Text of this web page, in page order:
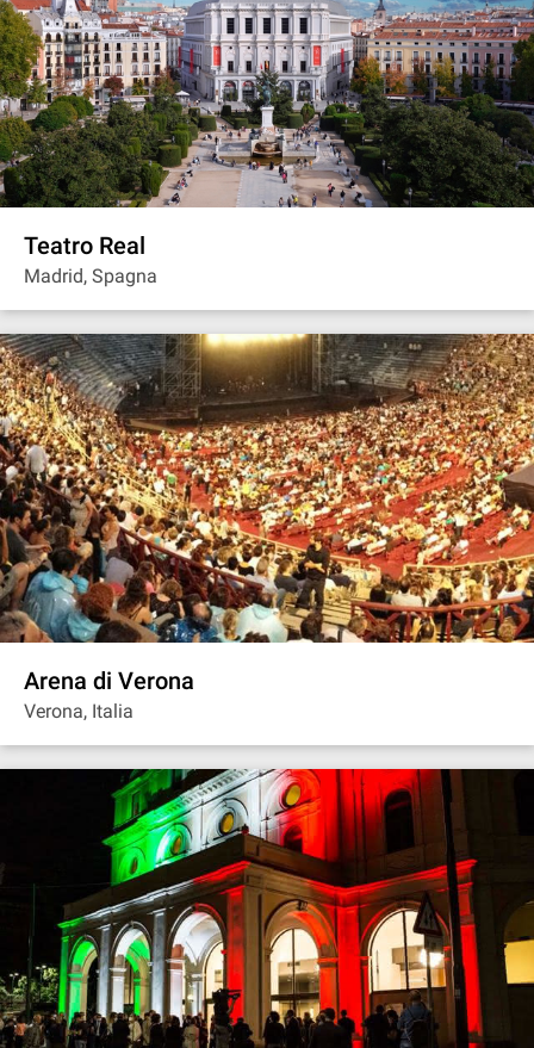
Teatro Real
Madrid, Spagna
Arena di Verona
Verona, Italia